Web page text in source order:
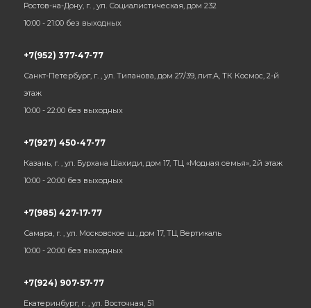
Ростов-на-Дону, г. , ул. Социалистическая, дом 232
10:00 - 21:00 без выходных
+7(952) 377-47-77
Санкт-Петербург, г. , ул. Типанова, дом 27/39, лит.А, ТК Космос, 2-й
этаж
10:00 - 22:00 без выходных
+7(927) 450-47-77
Казань, г. , ул. Бурхана Шахиди, дом 17, ТЦ «Модная семья», 2й этаж
10:00 - 20:00 без выходных
+7(985) 427-17-77
Самара, г. , ул. Московское ш., дом 17, ТЦ Вертикаль
10:00 - 20:00 без выходных
+7(924) 907-57-77
Екатеринбург, г. , ул. Восточная, 51